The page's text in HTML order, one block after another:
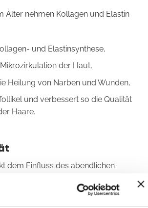
Alter nehmen Kollagen und Elastin
und Elastinsynthese,
der Haut,
Heilung von Narben und Wunden,
und verbessert so die Qualität
Haare.
dem Einfluss des abendlichen
Melatoninproduktion, verkürzt die